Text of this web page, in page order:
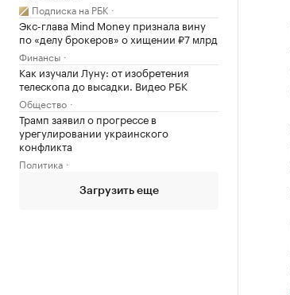
Подписка на РБК
Экс-глава Mind Money признала вину
по «делу брокеров» о хищении ₽7 млрд
Финансы
Как изучали Луну: от изобретения
телескопа до высадки. Видео РБК
Общество
Трамп заявил о прогрессе в
урегулировании украинского
конфликта
Политика
Загрузить еще